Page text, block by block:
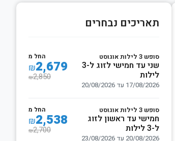
תאריכים נבחרים
סופש 3 לילות אוגוסט
שני עד חמישי לזוג ל-3
לילות
17/08/2026 עד 20/08/2026
החל מ
₪2,679
₪2,850
סופש 3 לילות אוגוסט
חמישי עד ראשון לזוג
ל-3 לילות
20/08/2026 עד 23/08/2026
החל מ
₪2,538
₪2,700